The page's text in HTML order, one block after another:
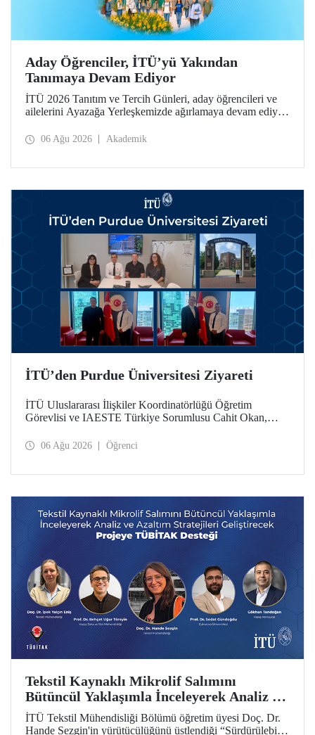
Aday Öğrenciler, İTÜ’yü Yakından
Tanımaya Devam Ediyor
İTÜ 2026 Tanıtım ve Tercih Günleri, aday öğrencileri ve
ailelerini Ayazağa Yerleşkemizde ağırlamaya devam ediyor.
ilgili fakülte ve birimler adaylara bilgi vermeye devam
06 Ağu 2026 Akademik
İTÜ’den Purdue Üniversitesi Ziyareti
İTÜ Uluslararası İlişkiler Koordinatörlüğü Öğretim
Görevlisi ve IAESTE Türkiye Sorumlusu Cahit Okan,
Temmuz tarihlerinde ABD’de dünyanın önde gelen
06 Ağu 2026 Öğrenci
Tekstil Kaynaklı Mikrolif Salımını
Bütüncül Yaklaşımla İnceleyerek Analiz ve
Azaltım Stratejileri Geliştirecek Projeye
TÜBİTAK Desteği
İTÜ Tekstil Mühendisliği Bölümü öğretim üyesi Doç. Dr.
Hande Sezgin'in yürütücülüğünü üstlendiği “Sürdürülebilir